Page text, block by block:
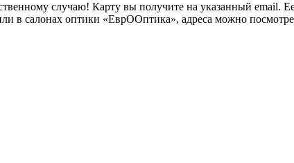
случаю! Карту вы получите на указанный email.
в салонах оптики «ЕврООптика», адреса можно